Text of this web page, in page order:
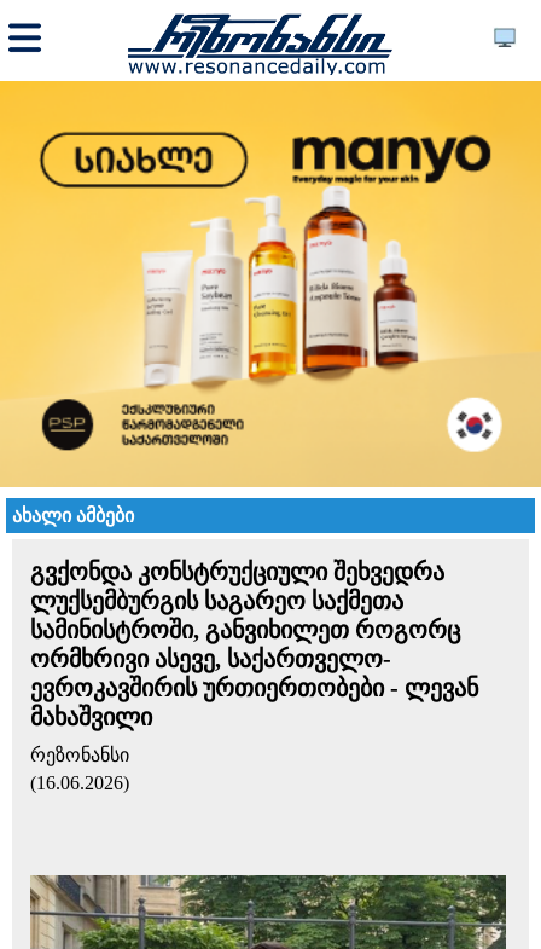
ახალი ამბები
გვქონდა კონსტრუქციული შეხვედრა
ლუქსემბურგის საგარეო საქმეთა
სამინისტროში, განვიხილეთ როგორც
ორმხრივი ასევე, საქართველო-
ევროკავშირის ურთიერთობები - ლევან
მახაშვილი
რეზონანსი
(16.06.2026)